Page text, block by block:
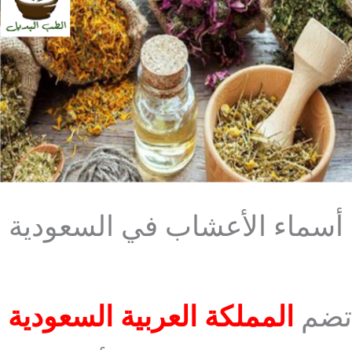
أسماء الأعشاب في السعودية
تضم المملكة العربية السعودية